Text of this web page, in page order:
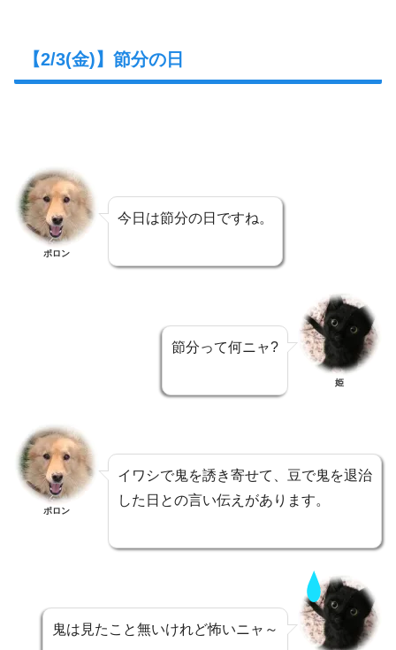
【2/3(金)】節分の日
ポロン
今日は節分の日ですね。
節分って何ニャ?
姫
ポロン
イワシで鬼を誘き寄せて、豆で鬼を退治
した日との言い伝えがあります。
鬼は見たこと無いけれど怖いニャ～